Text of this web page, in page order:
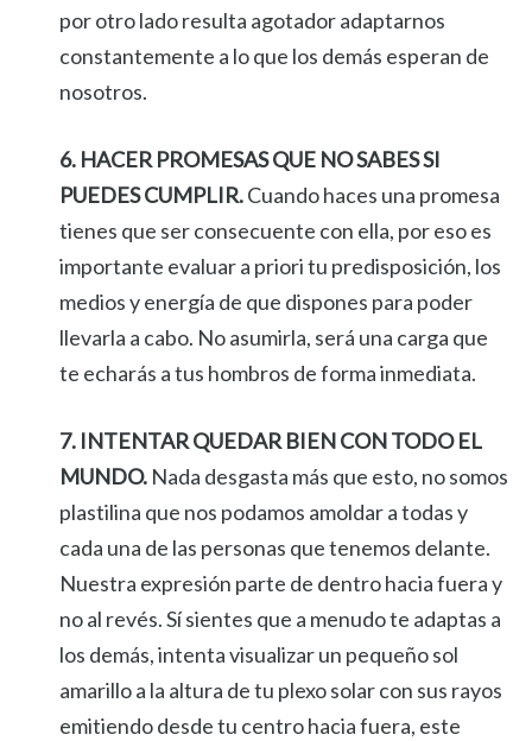
por otro lado resulta agotador adaptarnos
constantemente a lo que los demás esperan de
nosotros.
6. HACER PROMESAS QUE NO SABES SI
PUEDES CUMPLIR.Cuando haces una promesa
tienes que ser consecuente con ella, por eso es
importante evaluar a priori tu predisposición, los
medios y energía de que dispones para poder
llevarla a cabo. No asumirla, será una carga que
te echarás a tus hombros de forma inmediata.
7. INTENTAR QUEDAR BIEN CON TODO EL
MUNDO. Nada desgasta más que esto, no somos
plastilina que nos podamos amoldar a todas y
cada una de las personas que tenemos delante.
Nuestra expresión parte de dentro hacia fuera y
no al revés. Sí sientes que a menudo te adaptas a
los demás, intenta visualizar un pequeño sol
amarillo a la altura de tu plexo solar con sus rayos
emitiendo desde tu centro hacia fuera, este